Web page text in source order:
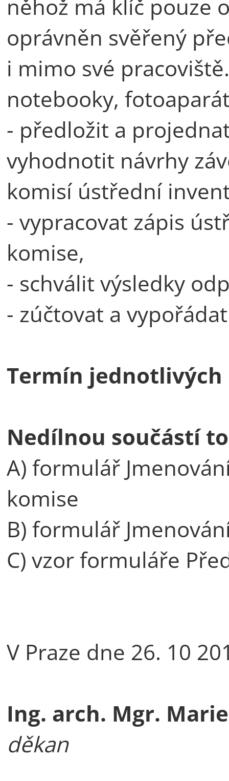
něhož má klíč pouze
oprávněn svěřený
i mimo své
notebooky,
- předložit a
vyhodnotit návrhy
komisí ústřední
- vypracovat zápis
komise,
- schválit výsledky
- zúčtovat a
Termín
Nedílnou součástí
A) formulář
komise
B) formulář
C) vzor formuláře
V Praze dne 26. 10
Ing. arch. Mgr.
děkan